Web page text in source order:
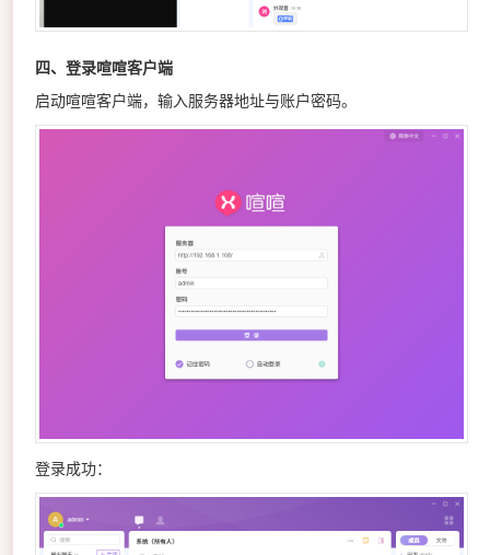
四、登录喧喧客户端
启动喧喧客户端，输入服务器地址与账户密码。
登录成功：